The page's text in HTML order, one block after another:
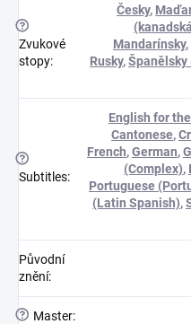
?
Zvukové
stopy:
Česky,
Mandarínsky,
Rusky,
?
Subtitles:
English for
Cantonese,
French,German,
(Complex),
Portuguese
(Latin Spanish),
Původní
znění:
? Master: